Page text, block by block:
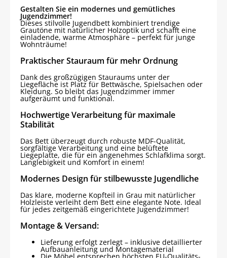
Gestalten Sie ein modernes und gemütliches
Jugendzimmer!
Dieses stilvolle Jugendbett kombiniert trendige
Grautöne mit natürlicher Holzoptik und schafft eine
einladende, warme Atmosphäre – perfekt für junge
Wohnträume!
Praktischer Stauraum für mehr Ordnung
Dank des großzügigen Stauraums unter der
Liegefläche ist Platz für Bettwäsche, Spielsachen oder
Kleidung. So bleibt das Jugendzimmer immer
aufgeräumt und funktional.
Hochwertige Verarbeitung für maximale
Stabilität
Das Bett überzeugt durch robuste MDF-Qualität,
sorgfältige Verarbeitung und eine belüftete
Liegeplatte, die für ein angenehmes Schlafklima sorgt.
Langlebigkeit und Komfort in einem!
Modernes Design für stilbewusste Jugendliche
Das klare, moderne Kopfteil in Grau mit natürlicher
Holzleiste verleiht dem Bett eine elegante Note. Ideal
für jedes zeitgemäß eingerichtete Jugendzimmer!
Montage & Versand:
Lieferung erfolgt zerlegt – inklusive detaillierter
Aufbauanleitung und Montagematerial